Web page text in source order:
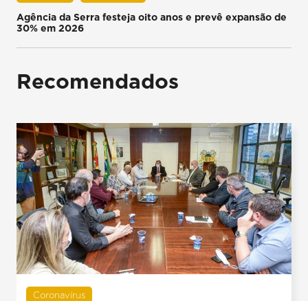
Agência da Serra festeja oito anos e prevê expansão de
30% em 2026
Recomendados
Coronavírus